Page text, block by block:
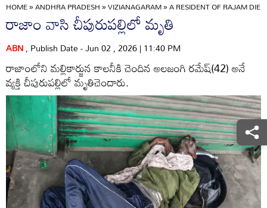
HOME»ANDHRA PRADESH»VIZIANAGARAM»A RESIDENT OF RAJAM
రాజాం వాసి చీపురుపల్లిలో మృతి
ABN, Publish Date - Jun 02 , 2026 | 11:40 PM
రాజాంలోని మల్లికార్జున కాలనీకి చెందిన అలజంగి రమేష్‌(42) అనే
వ్యక్తి చీపురుపల్లిలో మృతిచెందారు.